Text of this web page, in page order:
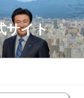
サイト